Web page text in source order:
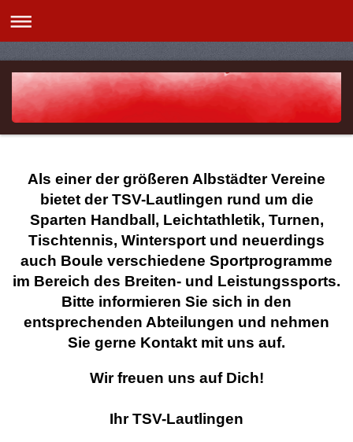
Als einer der größeren Albstädter Vereine
bietet der TSV-Lautlingen rund um die
Sparten Handball, Leichtathletik, Turnen,
Tischtennis, Wintersport und neuerdings
auch Boule verschiedene Sportprogramme
im Bereich des Breiten- und Leistungssports.
Bitte informieren Sie sich in den
entsprechenden Abteilungen und nehmen
Sie gerne Kontakt mit uns auf.
Wir freuen uns auf Dich!
Ihr TSV-Lautlingen